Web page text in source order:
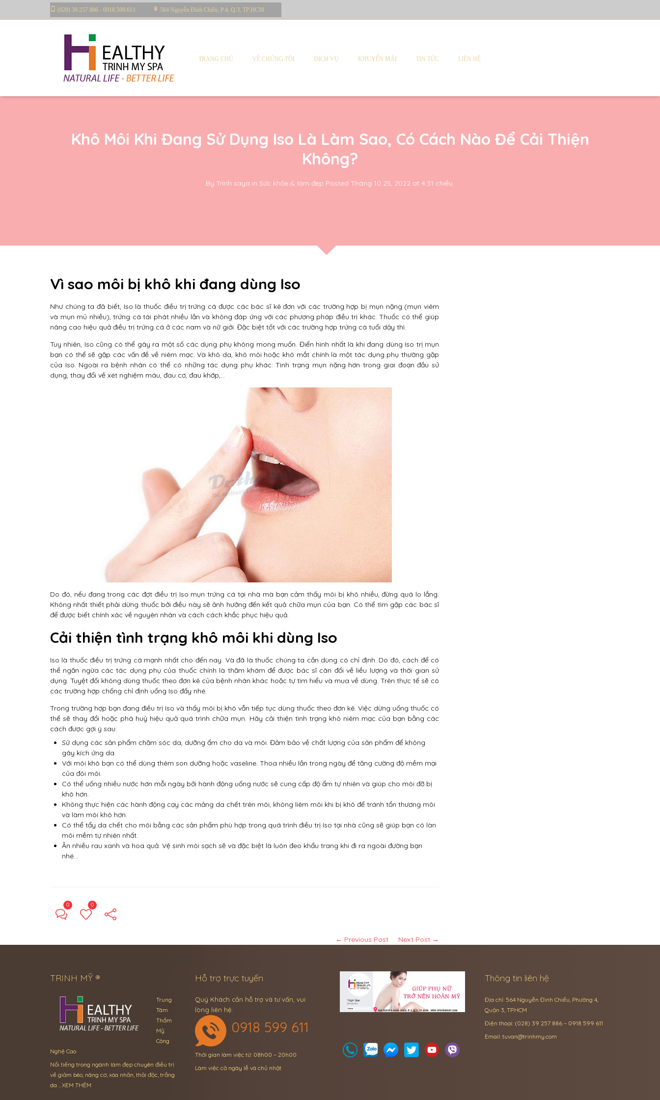
(028) 39.257.886 - 0918.599.611 564 Nguyễn Đình Chiểu, P.4, Q.3, TP.HCM
TRANG CHỦ VỀ CHÚNG TÔI DỊCH VỤ KHUYẾN MÃI TIN TỨC LIÊN HỆ
Khô Môi Khi Đang Sử Dụng Iso Là Làm Sao, Có Cách Nào Để Cải Thiện
Không?
By Trinh saya in Sức khỏe & làm đẹp Posted Tháng 10 25, 2022 at 4:31 chiều
Vì sao môi bị khô khi đang dùng Iso
Như chúng ta đã biết, Iso là thuốc điều trị trứng cá được các bác sĩ kê đơn với các trường hợp bị mụn nặng (mụn viêm
và mụn mủ nhiều), trứng cá tái phát nhiều lần và không đáp ứng với các phương pháp điều trị khác. Thuốc có thể giúp
nâng cao hiệu quả điều trị trứng cá ở các nam và nữ giới. Đặc biệt tốt với các trường hợp trứng cá tuổi dậy thì.
Tuy nhiên, Iso cũng có thể gây ra một số các dụng phụ không mong muốn. Điển hình nhất là khi đang dùng Iso trị mụn
bạn có thể sẽ gặp các vấn đề về niêm mạc. Và khô da, khô môi hoặc khô mắt chính là một tác dụng phụ thường gặp
của Iso. Ngoài ra bệnh nhân có thể có những tác dụng phụ khác: Tình trạng mụn nặng hơn trong giai đoạn đầu sử
dụng, thay đổi về xét nghiệm máu, đau cơ, đau khớp,…
Do đó, nếu đang trong các đợt điều trị Iso mụn trứng cá tại nhà mà bạn cảm thấy môi bị khô nhiều, đừng quá lo lắng.
Không nhất thiết phải dừng thuốc bởi điều này sẽ ảnh hưởng đến kết quả chữa mụn của bạn. Có thể tìm gặp các bác sĩ
để được biết chính xác về nguyên nhân và cách cách khắc phục hiệu quả.
Cải thiện tình trạng khô môi khi dùng Iso
Iso là thuốc điều trị trứng cá mạnh nhất cho đến nay. Và đã là thuốc chúng ta cần dùng có chỉ định. Do đó, cách để có
thể ngăn ngừa các tác dụng phụ của thuốc chính là thăm khám để được bác sĩ cân đối về liều lượng và thời gian sử
dụng. Tuyệt đối không dùng thuốc theo đơn kê của bệnh nhân khác hoặc tự tìm hiểu và mua về dùng. Trên thực tế sẽ có
các trường hợp chống chỉ định uống Iso đấy nhé.
Trong trường hợp bạn đang điều trị Iso và thấy môi bị khô vẫn tiếp tục dùng thuốc theo đơn kê. Việc dừng uống thuốc có
thể sẽ thay đổi hoặc phá huỷ hiệu quả quá trình chữa mụn. Hãy cải thiện tình trạng khô niêm mạc của bạn bằng các
cách được gợi ý sau:
Sử dụng các sản phẩm chăm sóc da, dưỡng ẩm cho da và môi. Đảm bảo về chất lượng của sản phẩm để không
gây kích ứng da.
Với môi khô bạn có thể dùng thêm son dưỡng hoặc vaseline. Thoa nhiều lần trong ngày để tăng cường độ mềm mại
của đôi môi.
Có thể uống nhiều nước hơn mỗi ngày bởi hành động uống nước sẽ cung cấp độ ẩm tự nhiên và giúp cho môi đỡ bị
khô hơn.
Không thực hiện các hành động cạy các mảng da chết trên môi, không liêm môi khi bị khô để tránh tổn thương môi
và làm môi khô hơn.
Có thể tẩy da chết cho môi bằng các sản phẩm phù hợp trong quá trình điều trị Iso tại nhà cũng sẽ giúp bạn có làn
môi mềm tự nhiên nhất.
Ăn nhiều rau xanh và hoa quả. Vệ sinh môi sạch sẽ và đặc biệt là luôn đeo khẩu trang khi đi ra ngoài đường bạn
nhé…
0 0
← Previous Post Next Post →
TRINH MỸ ®
Trung
Tâm
Thẩm
Mỹ
Công
Nghệ Cao
Nổi tiếng trong ngành làm đẹp chuyên điều trị
về giảm béo, nâng cơ, xóa nhăn, thải độc, trắng
da …XEM THÊM
Hỗ trợ trực tuyến
Quý Khách cần hỗ trợ và tư vấn, vui
lòng liên hệ:
0918 599 611
Thời gian làm việc từ: 08h00 – 20h00
Làm việc cả ngày lễ và chủ nhật
Thông tin liên hệ
Địa chỉ: 564 Nguyễn Đình Chiểu, Phường 4,
Quận 3, TP.HCM
Điện thoại: (028) 39 257 886 – 0918 599 611
Email: tuvan@trinhmy.com